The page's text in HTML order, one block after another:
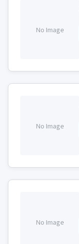
No Image
No Image
No Image